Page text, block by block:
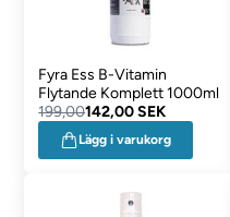
Fyra Ess B-Vitamin
Flytande Komplett 1000ml
199,00142,00 SEK
Lägg i varukorg